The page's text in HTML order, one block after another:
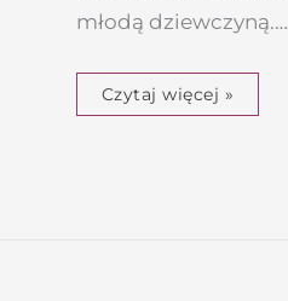
młodą dziewczyną.…
Czytaj więcej »